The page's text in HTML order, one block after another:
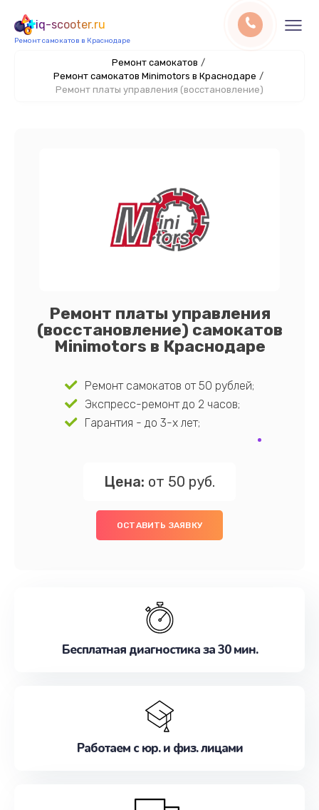
iq-scooter.ru
Ремонт самокатов в Краснодаре
Ремонт самокатов /
Ремонт самокатов Minimotors в Краснодаре /
Ремонт платы управления (восстановление)
Ремонт платы управления
(восстановление) самокатов
Minimotors в Краснодаре
Ремонт самокатов от 50 рублей;
Экспресс-ремонт до 2 часов;
Гарантия - до 3-х лет;
Цена: от 50 руб.
ОСТАВИТЬ ЗАЯВКУ
Бесплатная диагностика за 30 мин.
Работаем с юр. и физ. лицами